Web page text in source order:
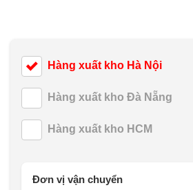
Hàng xuất kho Hà Nội
Hàng xuất kho Đà Nẵng
Hàng xuất kho HCM
Đơn vị vận chuyển